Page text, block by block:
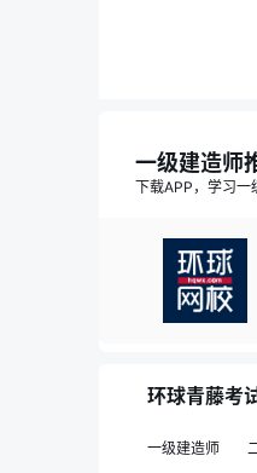
一级建造师
下载APP，学习一
环球青藤考
一级建造师